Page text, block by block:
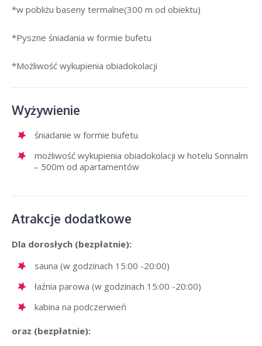
*w pobliżu baseny termalne(300 m od obiektu)
*Pyszne śniadania w formie bufetu
*Możliwość wykupienia obiadokolacji
Wyżywienie
śniadanie w formie bufetu
możliwość wykupienia obiadokolacji w hotelu Sonnalm
– 500m od apartamentów
Atrakcje dodatkowe
Dla dorosłych (bezpłatnie):
sauna (w godzinach 15:00 -20:00)
łaźnia parowa (w godzinach 15:00 -20:00)
kabina na podczerwień
oraz (bezpłatnie):